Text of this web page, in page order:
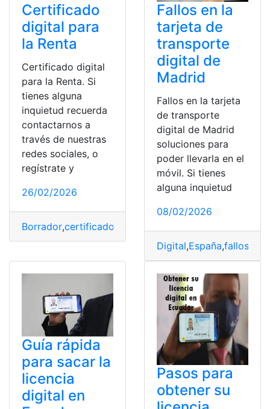
Certificado
digital para
la Renta
Certificado digital
para la Renta. Si
tienes alguna
inquietud recuerda
contactarnos a
través de nuestras
redes sociales, o
regístrate y
26/02/2026
Borrador,certificado
Fallos en la
tarjeta de
transporte
digital de
Madrid
Fallos en la tarjeta
de transporte
digital de Madrid
soluciones para
poder llevarla en el
móvil. Si tienes
alguna inquietud
08/02/2026
Digital,España,fallos
Guía rápida
para sacar la
licencia
digital en
Pasos para
obtener su